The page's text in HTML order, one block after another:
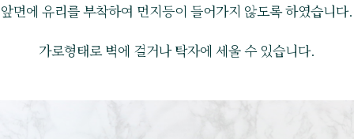
앞면에 유리를 부착하여 먼지등이 들어가지 않도록 하였습니다.
가로형태로 벽에 걸거나 탁자에 세울 수 있습니다.